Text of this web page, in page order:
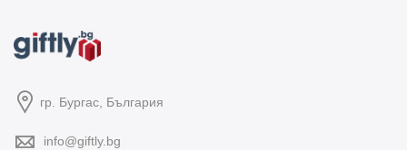
гр. Бургас, България
info@giftly.bg